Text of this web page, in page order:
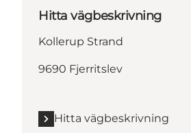
Hitta vägbeskrivning
Kollerup Strand
9690 Fjerritslev
Hitta vägbeskrivning